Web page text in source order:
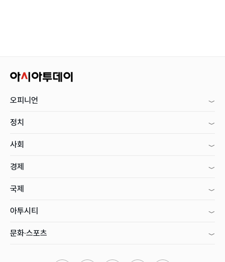
오피니언
정치
사회
경제
국제
아투시티
문화·스포츠